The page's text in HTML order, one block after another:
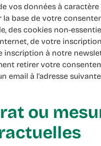
base de votre
des cookies non-
de votre
inscription à notre
retirer votre
email à l’adresse